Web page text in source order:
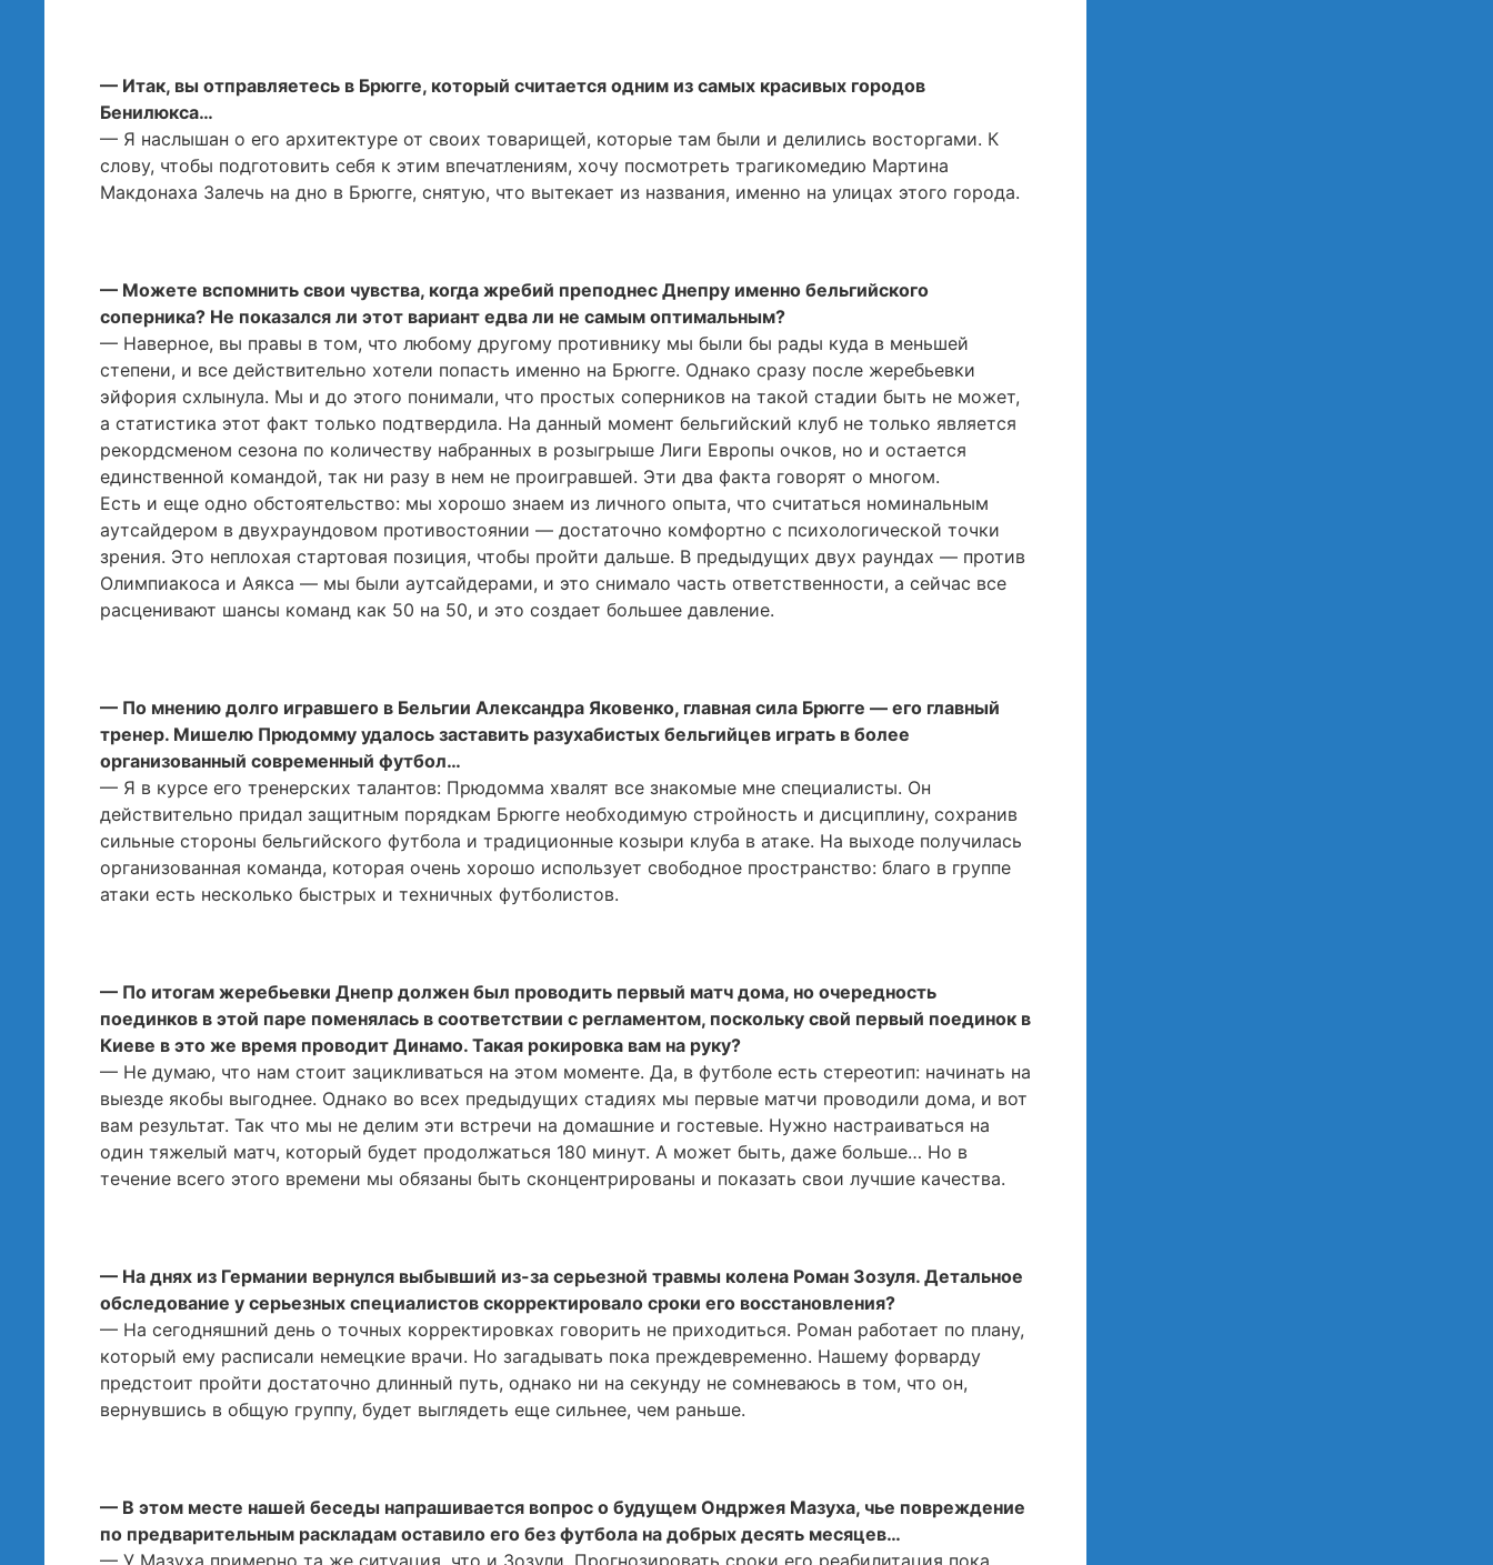
— Итак, вы отправляетесь в Брюгге, который считается одним из самых красивых городов
Бенилюкса…
— Я наслышан о его архитектуре от своих товарищей, которые там были и делились восторгами. К
слову, чтобы подготовить себя к этим впечатлениям, хочу посмотреть трагикомедию Мартина
Макдонаха Залечь на дно в Брюгге, снятую, что вытекает из названия, именно на улицах этого города.
— Можете вспомнить свои чувства, когда жребий преподнес Днепру именно бельгийского
соперника? Не показался ли этот вариант едва ли не самым оптимальным?
— Наверное, вы правы в том, что любому другому противнику мы были бы рады куда в меньшей
степени, и все действительно хотели попасть именно на Брюгге. Однако сразу после жеребьевки
эйфория схлынула. Мы и до этого понимали, что простых соперников на такой стадии быть не может,
а статистика этот факт только подтвердила. На данный момент бельгийский клуб не только является
рекордсменом сезона по количеству набранных в розыгрыше Лиги Европы очков, но и остается
единственной командой, так ни разу в нем не проигравшей. Эти два факта говорят о многом.
Есть и еще одно обстоятельство: мы хорошо знаем из личного опыта, что считаться номинальным
аутсайдером в двухраундовом противостоянии — достаточно комфортно с психологической точки
зрения. Это неплохая стартовая позиция, чтобы пройти дальше. В предыдущих двух раундах — против
Олимпиакоса и Аякса — мы были аутсайдерами, и это снимало часть ответственности, а сейчас все
расценивают шансы команд как 50 на 50, и это создает большее давление.
— По мнению долго игравшего в Бельгии Александра Яковенко, главная сила Брюгге — его главный
тренер. Мишелю Прюдомму удалось заставить разухабистых бельгийцев играть в более
организованный современный футбол…
— Я в курсе его тренерских талантов: Прюдомма хвалят все знакомые мне специалисты. Он
действительно придал защитным порядкам Брюгге необходимую стройность и дисциплину, сохранив
сильные стороны бельгийского футбола и традиционные козыри клуба в атаке. На выходе получилась
организованная команда, которая очень хорошо использует свободное пространство: благо в группе
атаки есть несколько быстрых и техничных футболистов.
— По итогам жеребьевки Днепр должен был проводить первый матч дома, но очередность
поединков в этой паре поменялась в соответствии с регламентом, поскольку свой первый поединок в
Киеве в это же время проводит Динамо. Такая рокировка вам на руку?
— Не думаю, что нам стоит зацикливаться на этом моменте. Да, в футболе есть стереотип: начинать на
выезде якобы выгоднее. Однако во всех предыдущих стадиях мы первые матчи проводили дома, и вот
вам результат. Так что мы не делим эти встречи на домашние и гостевые. Нужно настраиваться на
один тяжелый матч, который будет продолжаться 180 минут. А может быть, даже больше… Но в
течение всего этого времени мы обязаны быть сконцентрированы и показать свои лучшие качества.
— На днях из Германии вернулся выбывший из-за серьезной травмы колена Роман Зозуля. Детальное
обследование у серьезных специалистов скорректировало сроки его восстановления?
— На сегодняшний день о точных корректировках говорить не приходиться. Роман работает по плану,
который ему расписали немецкие врачи. Но загадывать пока преждевременно. Нашему форварду
предстоит пройти достаточно длинный путь, однако ни на секунду не сомневаюсь в том, что он,
вернувшись в общую группу, будет выглядеть еще сильнее, чем раньше.
— В этом месте нашей беседы напрашивается вопрос о будущем Ондржея Мазуха, чье повреждение
по предварительным раскладам оставило его без футбола на добрых десять месяцев…
— У Мазуха примерно та же ситуация, что и Зозули. Прогнозировать сроки его реабилитация пока